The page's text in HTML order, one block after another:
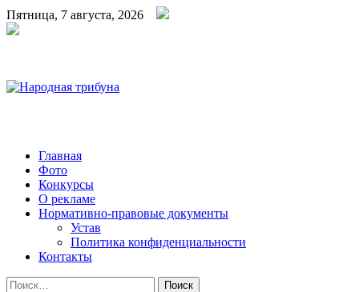
Пятница, 7 августа, 2026
Народная трибуна
Калининская районная газета
Главная
Фото
Конкурсы
О рекламе
Нормативно-правовые документы
Устав
Политика конфиденциальности
Контакты
Найти: